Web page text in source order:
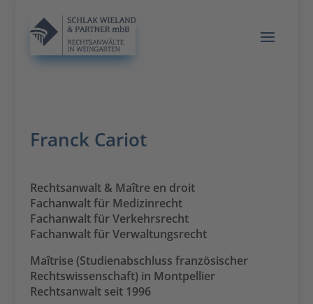
Franck Cariot
Rechtsanwalt & Maître en droit
Fachanwalt für Medizinrecht
Fachanwalt für Verkehrsrecht
Fachanwalt für Verwaltungsrecht
Maîtrise (Studienabschluss französischer
Rechtswissenschaft) in Montpellier
Rechtsanwalt seit 1996